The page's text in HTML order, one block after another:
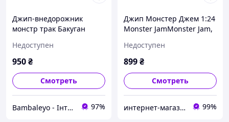
Джип-внедорожник
монстр трак Бакуган
1:24 Bakugan Dragonoid
Monster Jam 6063914
Недоступен
950₴
Смотреть
Bambaleyo - Інтернет магазин дитячих іграшок 97%
Джип Монстер Джем 1:24
Monster JamMonster Jam,
Monster Truck Spin Master
6063914
Недоступен
899₴
Смотреть
интернет-магазин товаров для дома, семьи и детей 99%